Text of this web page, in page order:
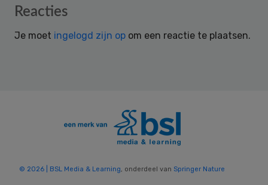
Reader
Reacties
Je moet ingelogd zijn op om een reactie te plaatsen.
© 2026 | BSL Media & Learning, onderdeel van Springer Nature